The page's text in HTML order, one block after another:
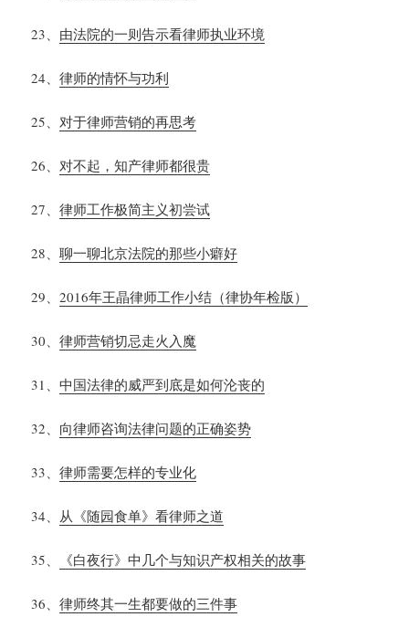
23 由法院的一则告示看律师执业环境
24 、律师的情怀与功利
25 对于律师营销的再思考
26 对不起，知产律师都很贵
27 、律师工作极简主义初尝试
28 、聊一聊北京法院的那些小癖好
29 、2016年王晶律师工作小结（律协年检版）
30 、律师营销切忌走火入魔
31 、中国法律的威严到底是如何沦丧的
32 向律师咨询法律问题的正确姿势
33 、律师需要怎样的专业化
34 从《随园食单》看律师之道
35 《白夜行》中几个与知识产权相关的故事
36 、律师终其一生都要做的三件事